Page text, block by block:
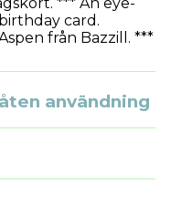
card.
från Bazzill. ***
användning